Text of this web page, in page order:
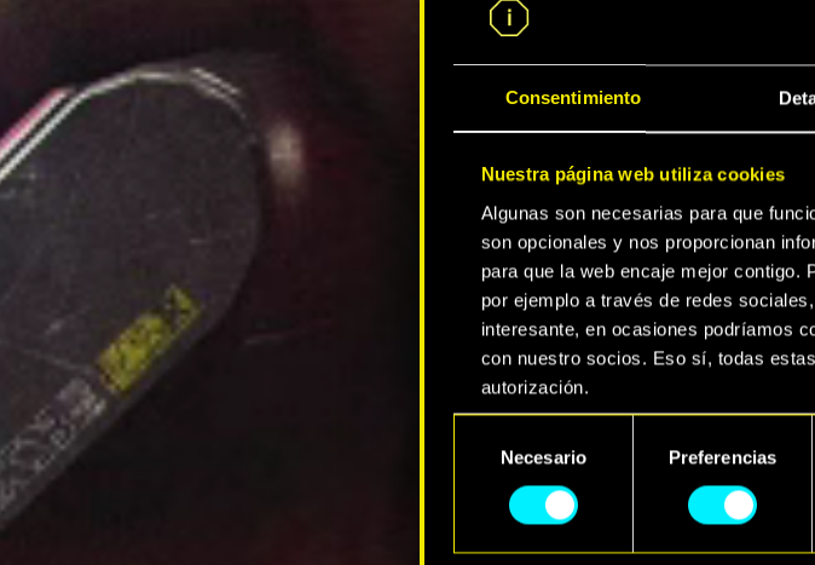
Consentimiento
Nuestra página web utiliza cookies
Algunas son necesarias para que
son opcionales y nos proporcionan
para que la web encaje mejor contigo.
por ejemplo a través de redes
interesante, en ocasiones podríamos
con nuestro socios. Eso sí, todas
autorización.
Encontrarás todos los detalles sobre
consentimiento
Necesario Preferencias